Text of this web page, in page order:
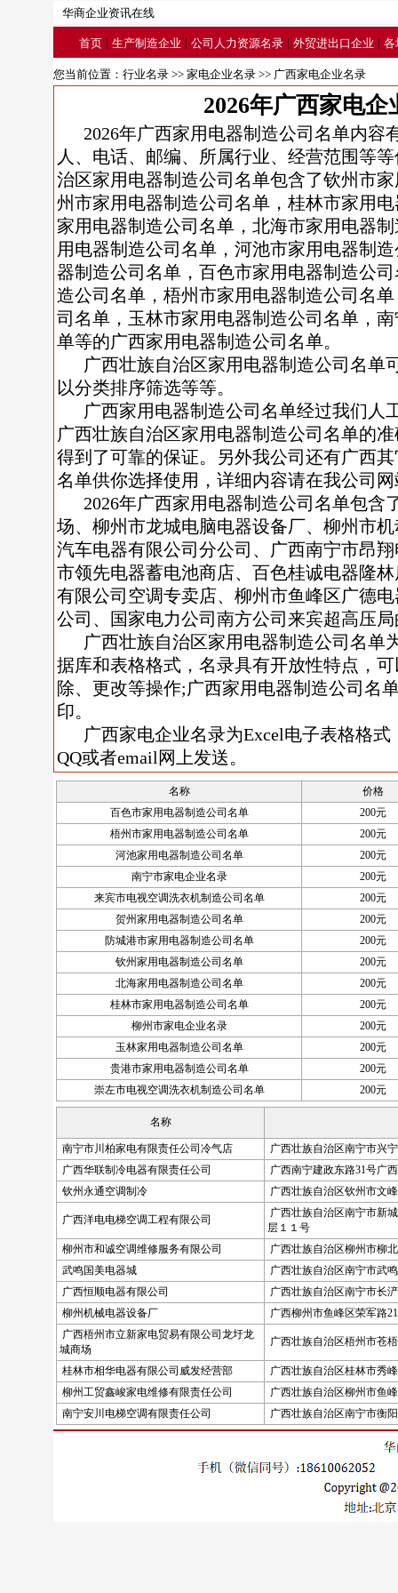
华商企业资讯在线
首页 | 生产制造企业 | 公司人力资源名录 | 外贸进出口企业 | 各
您当前位置： 行业名录 >> 家电企业名录 >> 广西家电企业名录
2026年广西家电企
2026年广西家用电器制造公司名单内容
人、电话、邮编、所属行业、经营范围等
治区家用电器制造公司名单包含了钦州市
州市家用电器制造公司名单，桂林市家用
家用电器制造公司名单，北海市家用电器
用电器制造公司名单，河池市家用电器制
器制造公司名单，百色市家用电器制造公
造公司名单，梧州市家用电器制造公司名
司名单，玉林市家用电器制造公司名单，
单等的广西家用电器制造公司名单。
广西壮族自治区家用电器制造公司名单
以分类排序筛选等等。
广西家用电器制造公司名单经过我们人
广西壮族自治区家用电器制造公司名单的
得到了可靠的保证。另外我公司还有广西
名单供你选择使用，详细内容请在我公司
2026年广西家用电器制造公司名单包含
场、柳州市龙城电脑电器设备厂、柳州市
汽车电器有限公司分公司、广西南宁市昂
市领先电器蓄电池商店、百色桂诚电器隆
有限公司空调专卖店、柳州市鱼峰区广德
公司、国家电力公司南方公司来宾超高压
广西壮族自治区家用电器制造公司名单
据库和表格格式，名录具有开放性特点，
除、更改等操作;广西家用电器制造公司名
印。
广西家电企业名录为Excel电子表格格
QQ或者email网上发送。
名称
价格
百色市家用电器制造公司名单
200元
梧州市家用电器制造公司名单
200元
河池家用电器制造公司名单
200元
南宁市家电企业名录
200元
来宾市电视空调洗衣机制造公司名单
200元
贺州家用电器制造公司名单
200元
防城港市家用电器制造公司名单
200元
钦州家用电器制造公司名单
200元
北海家用电器制造公司名单
200元
桂林市家用电器制造公司名单
200元
柳州市家电企业名录
200元
玉林家用电器制造公司名单
200元
贵港市家用电器制造公司名单
200元
崇左市电视空调洗衣机制造公司名单
200元
名称
南宁市川柏家电有限责任公司冷气店
广西壮族自治区南宁市兴
广西华联制冷电器有限责任公司
广西南宁建政东路31号广
钦州永通空调制冷
广西壮族自治区钦州市文
广西洋电电梯空调工程有限公司
广西壮族自治区南宁市新
层１１号
柳州市和诚空调维修服务有限公司
广西壮族自治区柳州市柳
武鸣国美电器城
广西壮族自治区南宁市武
广西恒顺电器有限公司
广西壮族自治区南宁市长
柳州机械电器设备厂
广西柳州市鱼峰区荣军路
广西梧州市立新家电贸易有限公司龙圩龙
城商场
广西壮族自治区梧州市苍
桂林市相华电器有限公司威发经营部
广西壮族自治区桂林市秀
柳州工贸鑫峻家电维修有限责任公司
广西壮族自治区柳州市鱼
南宁安川电梯空调有限责任公司
广西壮族自治区南宁市衡